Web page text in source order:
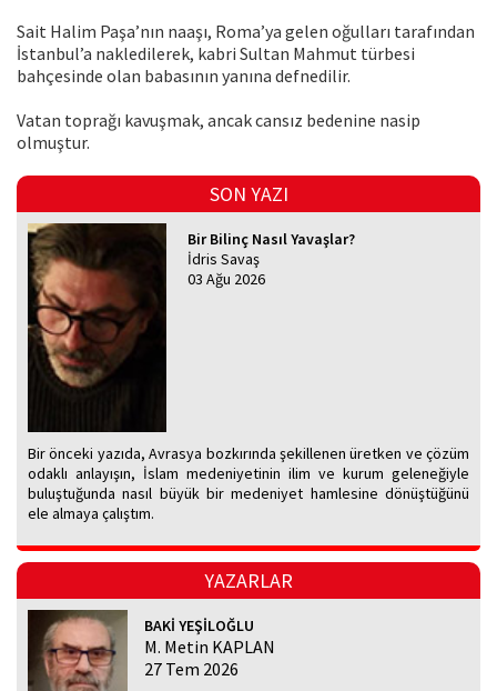
Sait Halim Paşa’nın naaşı, Roma’ya gelen oğulları tarafından
İstanbul’a nakledilerek, kabri Sultan Mahmut türbesi
bahçesinde olan babasının yanına defnedilir.
Vatan toprağı kavuşmak, ancak cansız bedenine nasip
olmuştur.
SON YAZI
Bir Bilinç Nasıl Yavaşlar?
İdris Savaş
03 Ağu 2026
Bir önceki yazıda, Avrasya bozkırında şekillenen üretken ve çözüm
odaklı anlayışın, İslam medeniyetinin ilim ve kurum geleneğiyle
buluştuğunda nasıl büyük bir medeniyet hamlesine dönüştüğünü
ele almaya çalıştım.
YAZARLAR
BAKİ YEŞİLOĞLU
M. Metin KAPLAN
27 Tem 2026